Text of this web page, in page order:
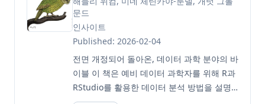
문드
인사이트
Published: 2026-02-04
전면 개정되어 돌아온, 데이터 과학 분야의 바
이블 이 책은 예비 데이터 과학자를 위해 R과
RStudio를 활용한 데이터 분석 방법을 설명
하는 실용서입니다. 데이터 과학을 빠르고 효